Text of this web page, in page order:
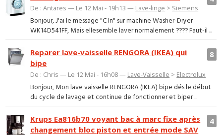
De : Antares — Le 12 Mai - 19h13 — Lave-linge > Siemens
Bonjour, J'ai le message "C In" sur machine Washer-Dryer
WK14D541FF, Mais ellesemble laver normalement ???? Faut-il ...
8
Reparer lave-vaisselle RENGORA (IKEA) qui
bipe
De : Chris — Le 12 Mai - 16h08 — Lave-Vaisselle > Electrolux
Bonjour, Mon lave vaisselle RENGORA (IKEA) bipe dés le début
du cycle de lavage et continue de fonctionner et biper ...
4
Krups Ea816b70 voyant bac à marc fixe après
changement bloc piston et entrée mode SAV